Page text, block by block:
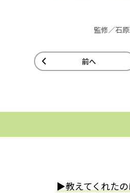
監修／石
前へ
▶教えてくれた